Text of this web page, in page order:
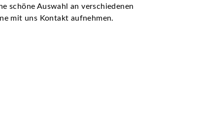
schöne Auswahl an verschiedenen
mit uns Kontakt aufnehmen.